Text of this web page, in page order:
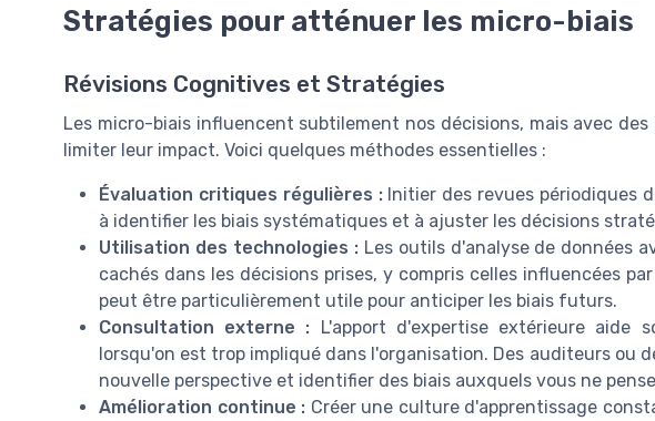
Stratégies pour atténuer les micro-biais
Révisions Cognitives et Stratégies
Les micro-biais influencent subtilement nos décisions, mais avec
limiter leur impact. Voici quelques méthodes essentielles :
Évaluation critiques régulières :Initier des revues périodiques
à identifier les biais systématiques et à ajuster les décisions
Utilisation des technologies :Les outils d'analyse de données
cachés dans les décisions prises, y compris celles influencées
peut être particulièrement utile pour anticiper les biais futurs.
Consultation externe : L'apport d'expertise extérieure aide
lorsqu'on est trop impliqué dans l'organisation. Des auditeurs ou
nouvelle perspective et identifier des biais auxquels vous ne
Amélioration continue : Créer une culture d'apprentissage